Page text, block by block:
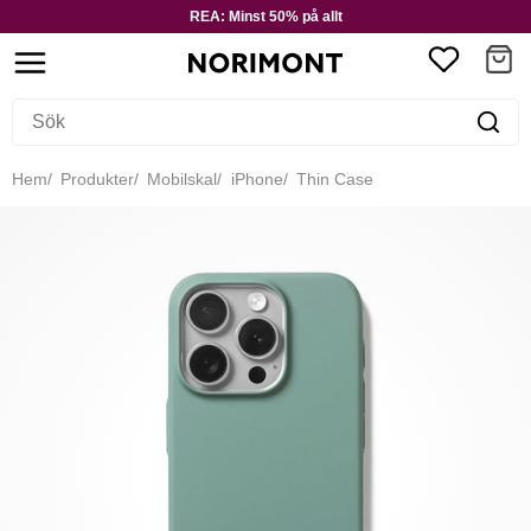
REA: Minst 50% på allt
Hem Produkter Mobilskal iPhone Thin Case